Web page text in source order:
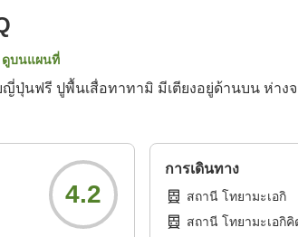
ดูบนแผนที่
ปุ่นฟรี ปูพื้นเสื่อทาทามิ มีเตียงอยู่ด้านบน ห่า
4.2
การเดินทาง
สถานี โทยามะเอกิ
สถานี โทยามะเอกิคิ